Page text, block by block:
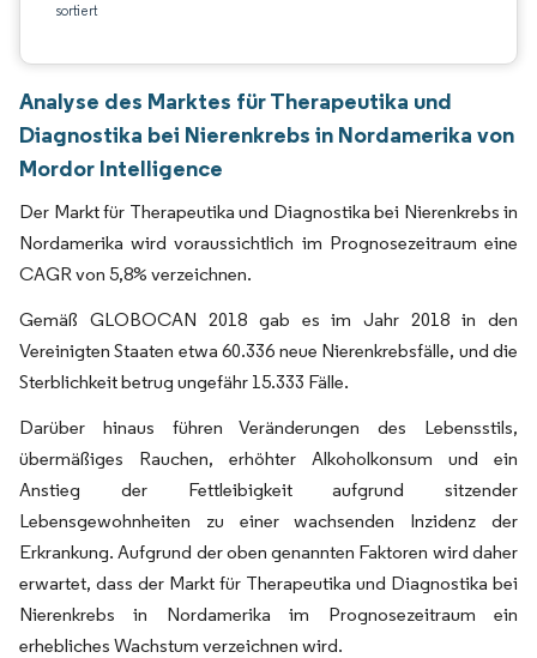
sortiert
Analyse des Marktes für Therapeutika und
Diagnostika bei Nierenkrebs in Nordamerika von
Mordor Intelligence
Der Markt für Therapeutika und Diagnostika bei Nierenkrebs in
Nordamerika wird voraussichtlich im Prognosezeitraum eine
CAGR von 5,8% verzeichnen.
Gemäß GLOBOCAN 2018 gab es im Jahr 2018 in den
Vereinigten Staaten etwa 60.336 neue Nierenkrebsfälle, und die
Sterblichkeit betrug ungefähr 15.333 Fälle.
Darüber hinaus führen Veränderungen des Lebensstils,
übermäßiges Rauchen, erhöhter Alkoholkonsum und ein
Anstieg der Fettleibigkeit aufgrund sitzender
Lebensgewohnheiten zu einer wachsenden Inzidenz der
Erkrankung. Aufgrund der oben genannten Faktoren wird daher
erwartet, dass der Markt für Therapeutika und Diagnostika bei
Nierenkrebs in Nordamerika im Prognosezeitraum ein
erhebliches Wachstum verzeichnen wird.